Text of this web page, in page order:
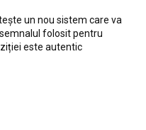
un nou sistem care va
folosit pentru
este autentic